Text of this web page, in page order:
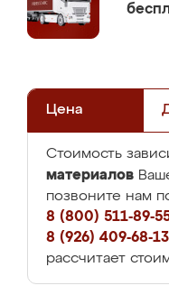
Цена
Стоимость
материалов
позвоните нам
8 (800) 511-89-
8 (926) 409-68-13
рассчитает